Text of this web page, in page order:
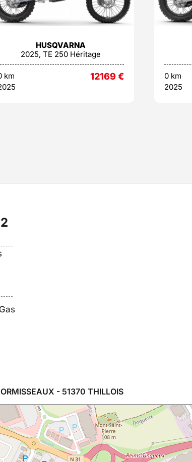
HUSQVARNA
2025, TE 250 Héritage
km
12169€
0 km
2025
- 51370 THILLOIS